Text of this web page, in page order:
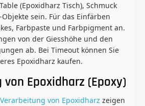
(Epoxidharz Tisch), Schmuck
sein. Für das Einfärben
Farbpaste und Farbpigment an.
von der Giesshöhe und den
ab. Bei Timeout können Sie
Epoxidharz kaufen.
Epoxidharz (Epoxy)
Verarbeitung von Epoxidharz zeigen